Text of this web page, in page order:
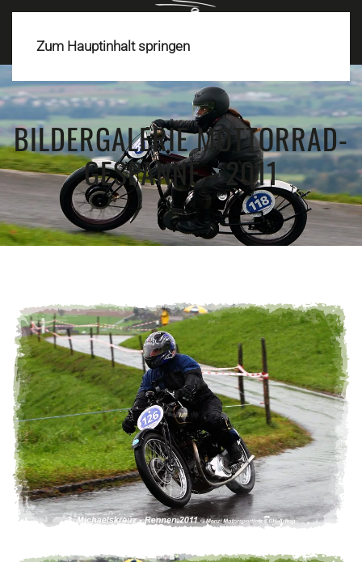
Zum Hauptinhalt springen
BILDERGALERIE MOTTORRAD-
GESPANNE - 2011